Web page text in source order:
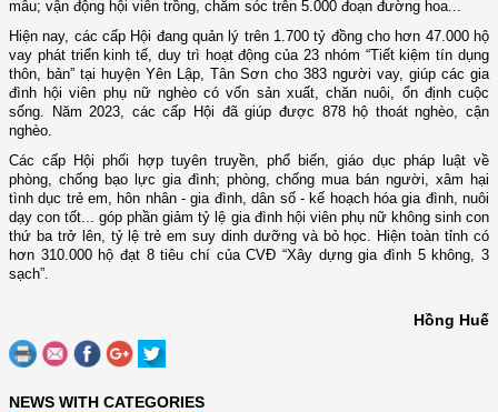
mẫu; vận động hội viên trồng, chăm sóc trên 5.000 đoạn đường hoa...
Hiện nay, các cấp Hội đang quản lý trên 1.700 tỷ đồng cho hơn 47.000 hộ
vay phát triển kinh tế, duy trì hoạt động của 23 nhóm “Tiết kiệm tín dụng
thôn, bản” tại huyện Yên Lập, Tân Sơn cho 383 người vay, giúp các gia
đình hội viên phụ nữ nghèo có vốn sản xuất, chăn nuôi, ổn định cuộc
sống. Năm 2023, các cấp Hội đã giúp được 878 hộ thoát nghèo, cận
nghèo.
Các cấp Hội phối hợp tuyên truyền, phổ biến, giáo dục pháp luật về
phòng, chống bạo lực gia đình; phòng, chống mua bán người, xâm hại
tình dục trẻ em, hôn nhân - gia đình, dân số - kế hoạch hóa gia đình, nuôi
dạy con tốt...
góp phần giảm tỷ lệ gia đình hội viên phụ nữ không sinh con
thứ ba trở lên, tỷ lệ trẻ em suy dinh dưỡng và bỏ học. Hiện toàn tỉnh có
hơn 310.000 hộ đạt 8 tiêu chí của CVĐ “Xây dựng gia đình 5 không, 3
sạch”.
Hồng Huế
NEWS WITH CATEGORIES